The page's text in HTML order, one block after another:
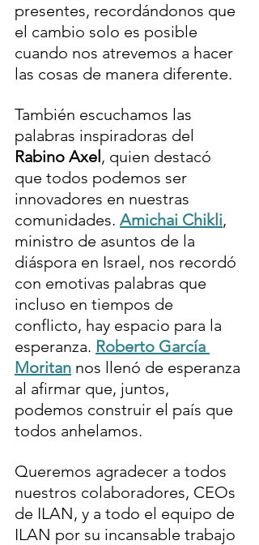
presentes, recordándonos que
el cambio solo es posible
cuando nos atrevemos a hacer
las cosas de manera diferente.
También escuchamos las
palabras inspiradoras del
Rabino Axel, quien destacó
que todos podemos ser
innovadores en nuestras
comunidades. Amichai Chikli,
ministro de asuntos de la
diáspora en Israel, nos recordó
con emotivas palabras que
incluso en tiempos de
conflicto, hay espacio para la
esperanza. Roberto García
Moritan nos llenó de esperanza
al afirmar que, juntos,
podemos construir el país que
todos anhelamos.
Queremos agradecer a todos
nuestros colaboradores, CEOs
de ILAN, y a todo el equipo de
ILAN por su incansable trabajo